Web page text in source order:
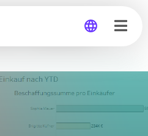
Germany
Tableau